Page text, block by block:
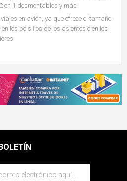
en 1 desmontables y más
en avión, ya que ofrece el tamaño
los bolsillos de los asientos o en los